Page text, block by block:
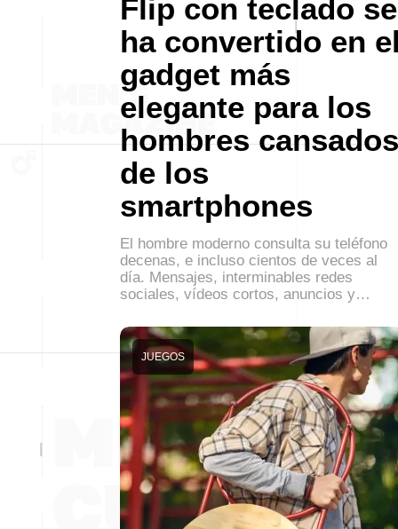
Flip con teclado se
ha convertido en
gadget más
elegante para los
hombres cansados
de los
smartphones
El hombre moderno consulta su teléfono
decenas, e incluso cientos de veces al
día. Mensajes, interminables redes
sociales, vídeos cortos, anuncios y…
JUEGOS